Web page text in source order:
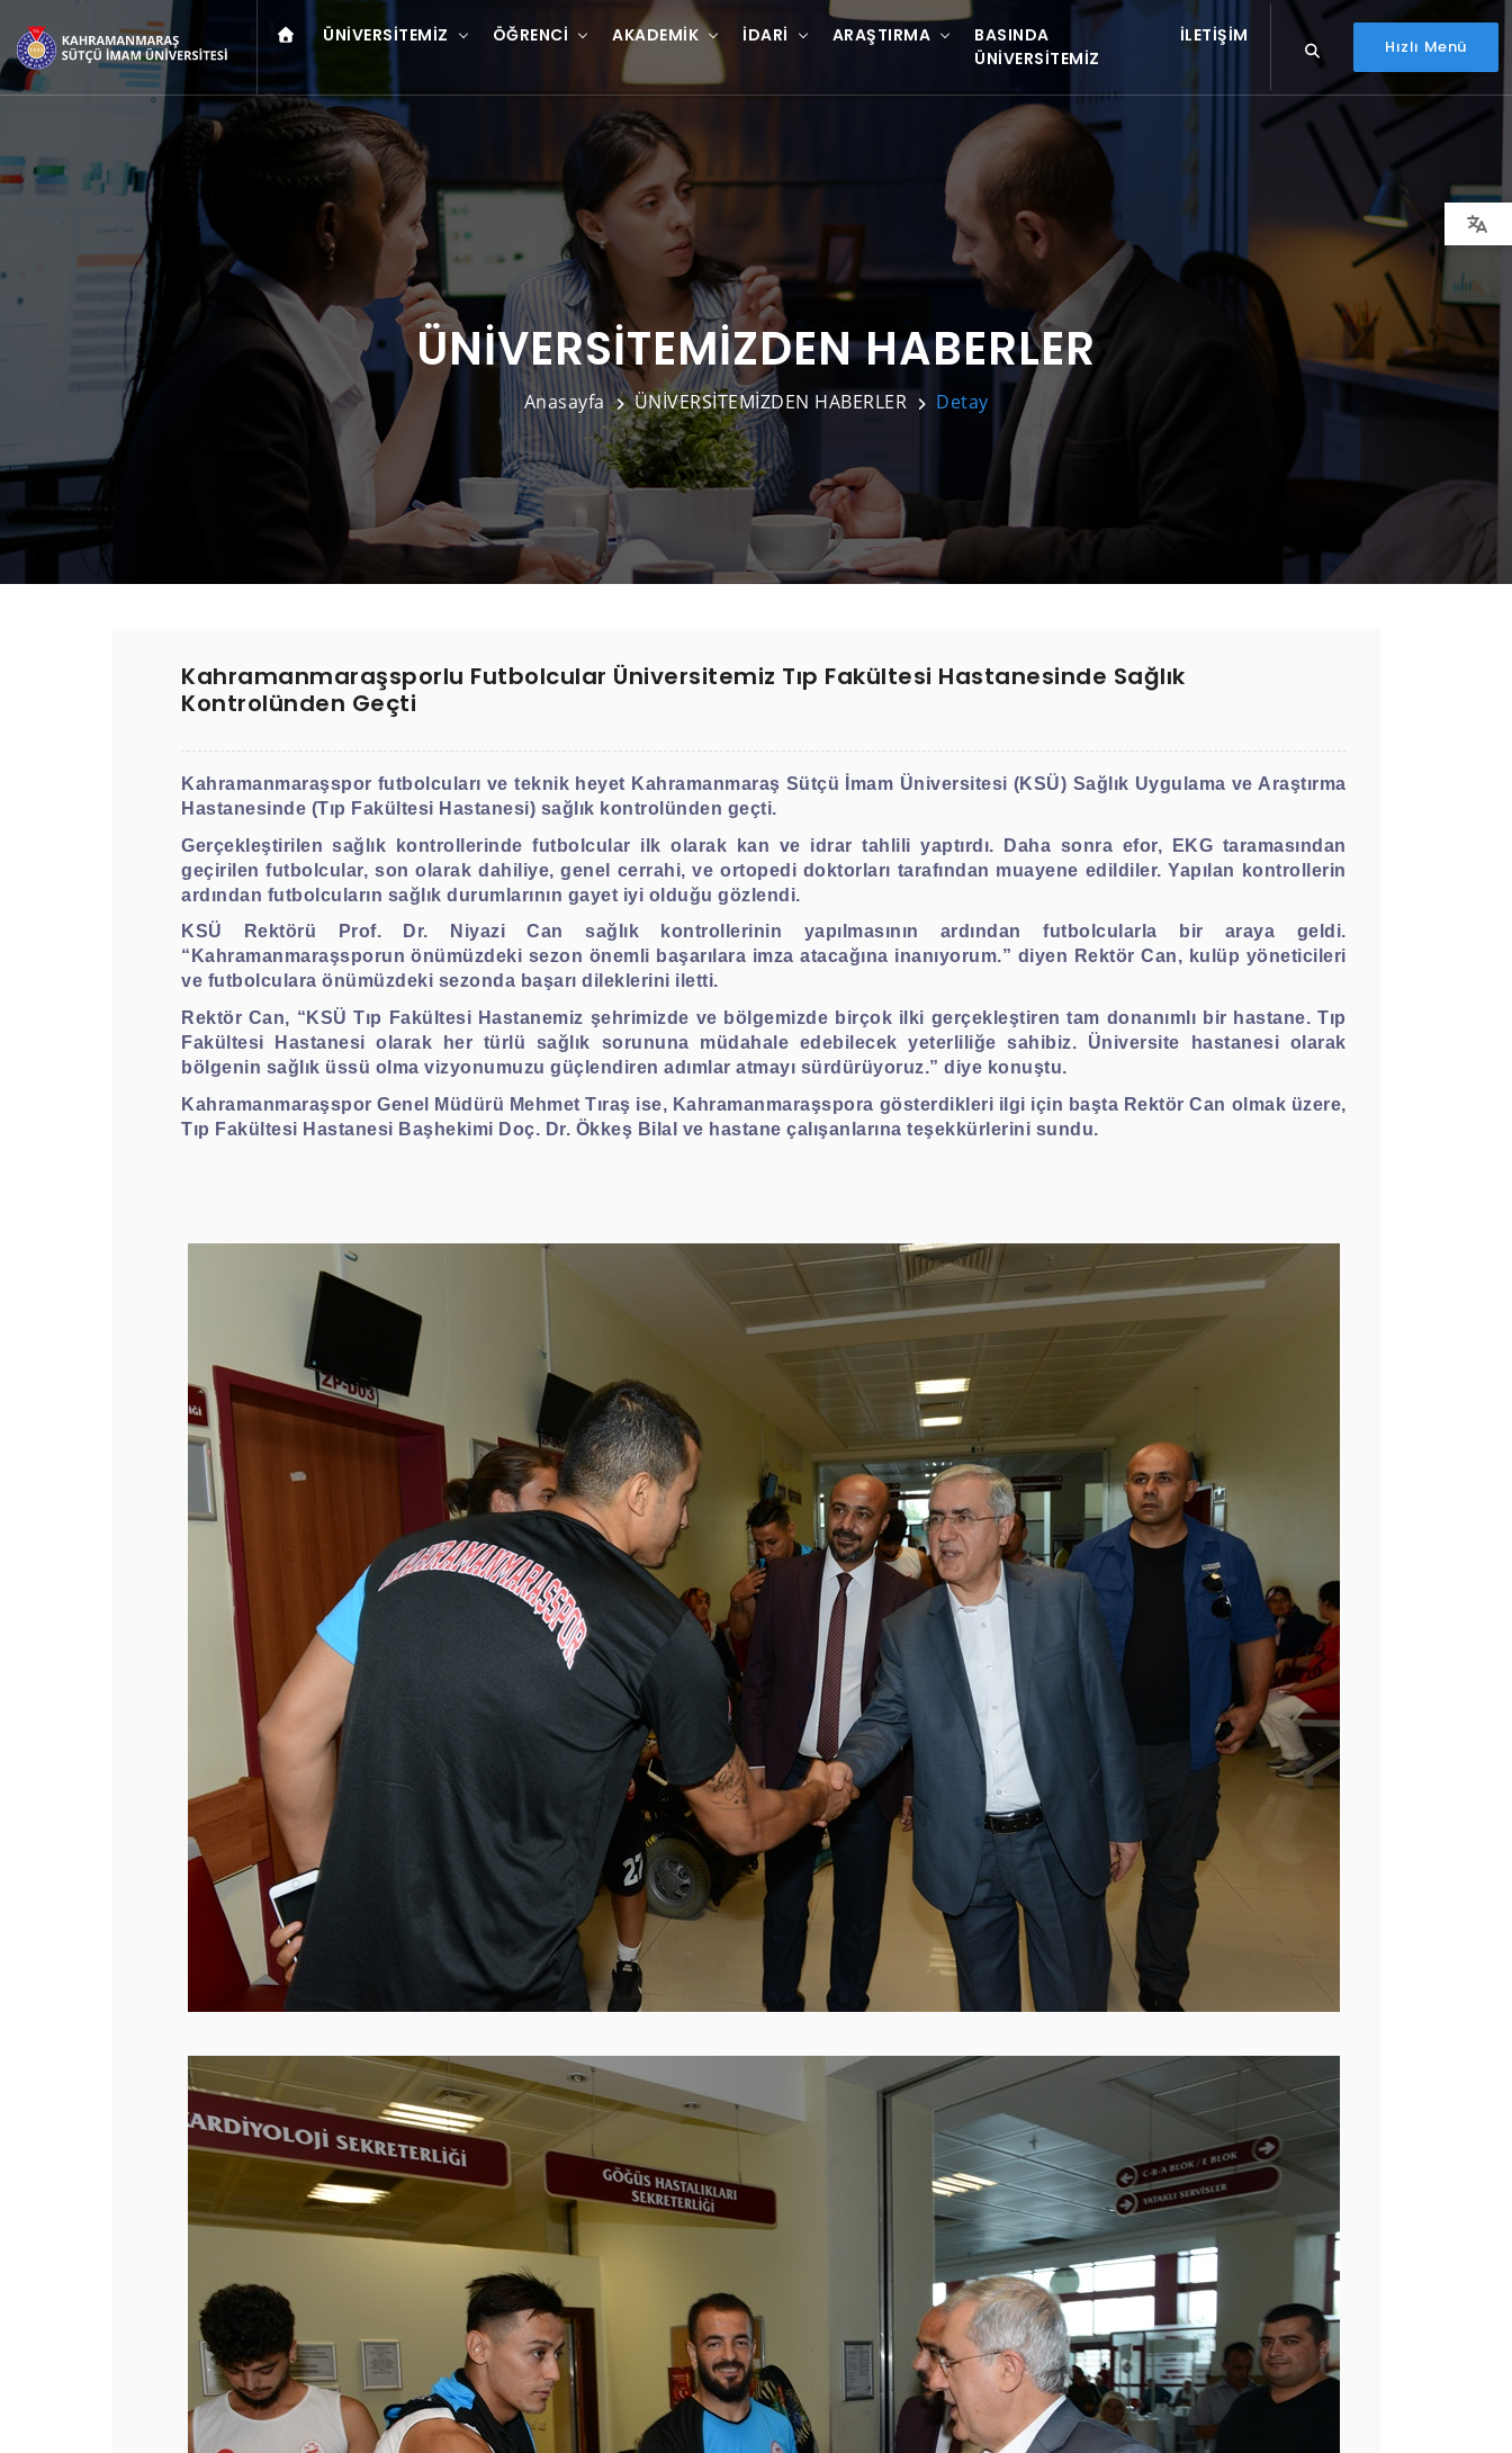
ÜNIVERSITEMIZ ÖĞRENCI AKADEMIK İDARI ARAŞTIRMA
BASINDA
ÜNIVERSITEMIZ
İLETIŞIM
Hızlı Menü
ÜNİVERSİTEMİZDEN HABERLER
Anasayfa ÜNİVERSİTEMİZDEN HABERLER Detay
Kahramanmaraşsporlu Futbolcular Üniversitemiz Tıp Fakültesi Hastanesinde Sağlık
Kontrolünden Geçti
Kahramanmaraşspor futbolcuları ve teknik heyet Kahramanmaraş Sütçü İmam Üniversitesi (KSÜ) Sağlık Uygulama ve Araştırma
Hastanesinde (Tıp Fakültesi Hastanesi) sağlık kontrolünden geçti.
Gerçekleştirilen sağlık kontrollerinde futbolcular ilk olarak kan ve idrar tahlili yaptırdı. Daha sonra efor, EKG taramasından
geçirilen futbolcular, son olarak dahiliye, genel cerrahi, ve ortopedi doktorları tarafından muayene edildiler. Yapılan kontrollerin
ardından futbolcuların sağlık durumlarının gayet iyi olduğu gözlendi.
KSÜ Rektörü Prof. Dr. Niyazi Can sağlık kontrollerinin yapılmasının ardından futbolcularla bir araya geldi.
“Kahramanmaraşsporun önümüzdeki sezon önemli başarılara imza atacağına inanıyorum.” diyen Rektör Can, kulüp yöneticileri
ve futbolculara önümüzdeki sezonda başarı dileklerini iletti.
Rektör Can, “KSÜ Tıp Fakültesi Hastanemiz şehrimizde ve bölgemizde birçok ilki gerçekleştiren tam donanımlı bir hastane. Tıp
Fakültesi Hastanesi olarak her türlü sağlık sorununa müdahale edebilecek yeterliliğe sahibiz. Üniversite hastanesi olarak
bölgenin sağlık üssü olma vizyonumuzu güçlendiren adımlar atmayı sürdürüyoruz.” diye konuştu.
Kahramanmaraşspor Genel Müdürü Mehmet Tıraş ise, Kahramanmaraşspora gösterdikleri ilgi için başta Rektör Can olmak üzere,
Tıp Fakültesi Hastanesi Başhekimi Doç. Dr. Ökkeş Bilal ve hastane çalışanlarına teşekkürlerini sundu.